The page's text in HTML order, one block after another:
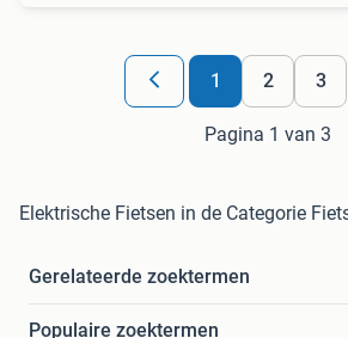
1 2 3
Pagina 1 van 3
Elektrische Fietsen in de Categorie
Gerelateerde zoektermen
Populaire zoektermen